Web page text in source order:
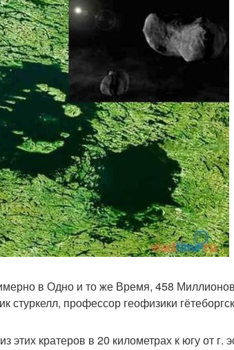
в Одно и то же Время, 458
профессор геофизики
этих кратеров в 20 километрах к югу от г.